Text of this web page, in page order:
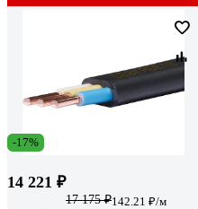
-17%
14 221 ₽
17 175 ₽142.21 ₽/м